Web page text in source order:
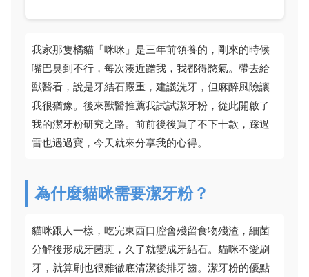
我家那隻橘貓「咪咪」是三年前領養的，剛來的時候
嘴巴臭到不行，每次湊近蹭我，我都得憋氣。帶去給
獸醫看，說是牙結石嚴重，建議洗牙，但麻醉風險讓
我很猶豫。後來獸醫推薦我試試潔牙粉，從此開啟了
我的潔牙粉研究之路。前前後後買了不下十款，踩過
雷也遇過寶，今天就來分享我的心得。
為什麼貓咪需要潔牙粉？
貓咪跟人一樣，吃完東西口腔會殘留食物殘渣，細菌
分解後形成牙菌斑，久了就變成牙結石。貓咪不愛刷
牙，就算刷也很難徹底清潔後排牙齒。潔牙粉的優點